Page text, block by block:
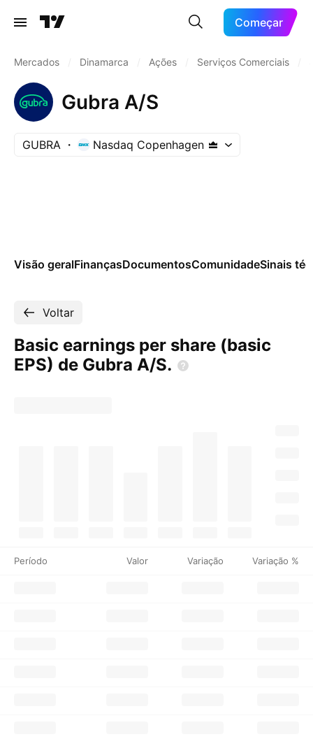
Começar
Mercados Dinamarca Ações Serviços Comerciais
Gubra A/S
GUBRA Nasdaq Copenhagen
Visão geralFinançasDocumentosComunidadeSinais
Voltar
Basic earnings per share (basic
EPS) de Gubra A/S.
Período Valor Variação Variação %